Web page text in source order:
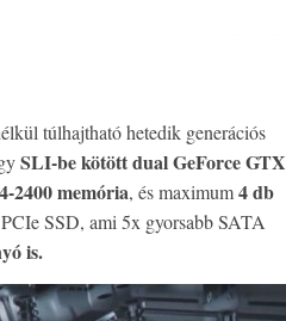
túlhajtható hetedik generációs
SLI-be kötött dual GeForce GTX
2400 memória, és maximum4 db
SSD, ami 5x gyorsabb SATA
is.